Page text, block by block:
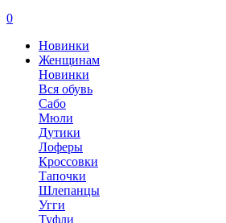
0
Новинки
Женщинам
Новинки
Вся обувь
Сабо
Мюли
Дутики
Лоферы
Кроссовки
Тапочки
Шлепанцы
Угги
Туфли